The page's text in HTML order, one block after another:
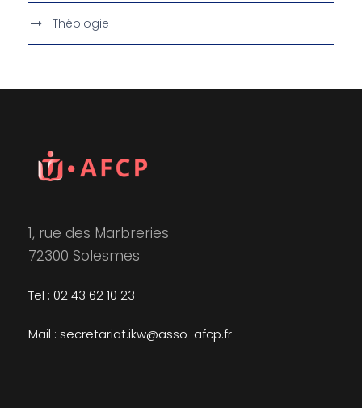
Théologie
1, rue des Marbreries
72300 Solesmes
Tel : 02 43 62 10 23
Mail : secretariat.ikw@asso-afcp.fr